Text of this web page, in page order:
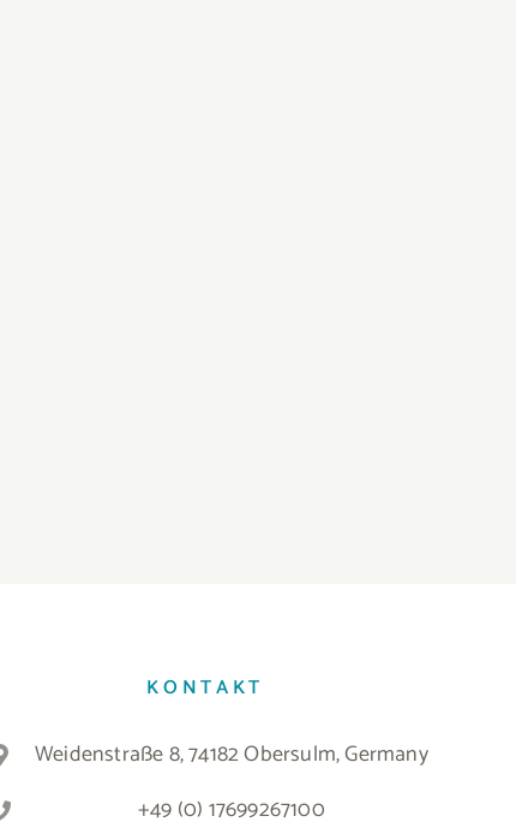
KONTAKT
Weidenstraße 8, 74182 Obersulm, Germany
+49 (0) 17699267100